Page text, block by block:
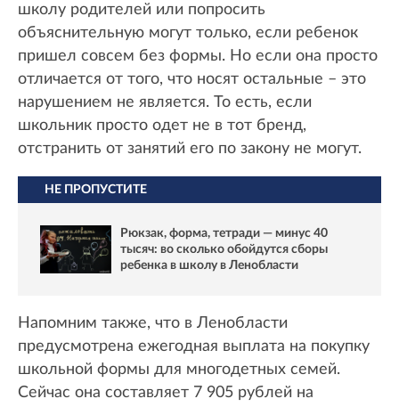
школу родителей или попросить
объяснительную могут только, если ребенок
пришел совсем без формы. Но если она просто
отличается от того, что носят остальные – это
нарушением не является. То есть, если
школьник просто одет не в тот бренд,
отстранить от занятий его по закону не могут.
НЕ ПРОПУСТИТЕ
Рюкзак, форма, тетради — минус 40
тысяч: во сколько обойдутся сборы
ребенка в школу в Ленобласти
Напомним также, что в Ленобласти
предусмотрена ежегодная выплата на покупку
школьной формы для многодетных семей.
Сейчас она составляет 7 905 рублей на